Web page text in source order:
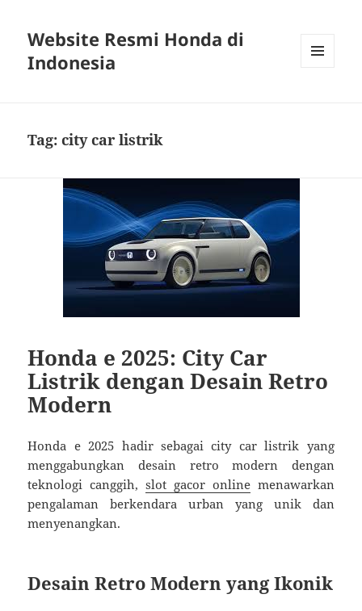
Website Resmi Honda di
Indonesia
Tag:city car listrik
Honda e 2025: City Car
Listrik dengan Desain Retro
Modern
Honda e 2025 hadir sebagai city car listrik yang
menggabungkan desain retro modern dengan
teknologi canggih,slot gacor onlinemenawarkan
pengalaman berkendara urban yang unik dan
menyenangkan.
Desain Retro Modern yang Ikonik